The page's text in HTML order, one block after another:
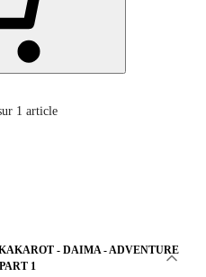
1 article
- DAIMA - ADVENTURE
1